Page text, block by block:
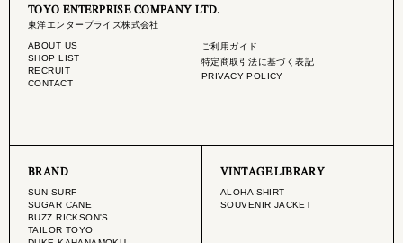
TOYO ENTERPRISE COMPANY LTD.
東洋エンタープライズ株式会社
ABOUT US
SHOP LIST
RECRUIT
CONTACT
ご利用ガイド
特定商取引法に基づく表記
PRIVACY POLICY
BRAND
SUN SURF
SUGAR CANE
BUZZ RICKSON'S
TAILOR TOYO
VINTAGE LIBRARY
ALOHA SHIRT
SOUVENIR JACKET